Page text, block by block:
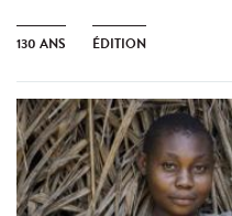
130 ANS ÉDITION